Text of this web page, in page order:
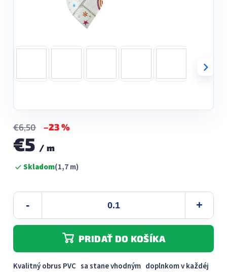
€6,50 –23 %
€5 / m
Jednotková
cena:Skladom(1,7 m)
PRIDAŤ DO KOŠÍKA
Kvalitný obrus PVC sa stane vhodným doplnkom v každéj